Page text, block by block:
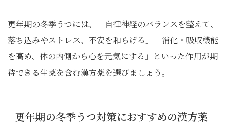
更年期の冬季うつには、「自律神経のバランスを整えて、
落ち込みやストレス、不安を和らげる」「消化・吸収機能
を高め、体の内側から心を元気にする」といった作用が期
待できる生薬を含む漢方薬を選びましょう。
更年期の冬季うつ対策におすすめの漢方薬